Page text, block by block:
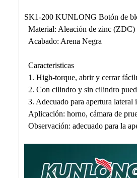
SK1-200 KUNLONG Botón de
Material: Aleación de zinc (ZDC)
Acabado: Arena Negra
Caracteristicas
1. High-torque, abrir y cerrar
2. Con cilindro y sin cilindro
3. Adecuado para apertura lateral
Aplicación: horno, cámara de
Observación: adecuado para la